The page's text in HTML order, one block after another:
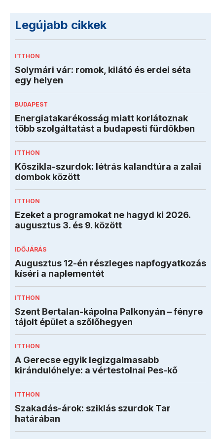
Legújabb cikkek
ITTHON
Solymári vár: romok, kilátó és erdei séta
egy helyen
BUDAPEST
Energiatakarékosság miatt korlátoznak
több szolgáltatást a budapesti fürdőkben
ITTHON
Kőszikla-szurdok: létrás kalandtúra a zalai
dombok között
ITTHON
Ezeket a programokat ne hagyd ki 2026.
augusztus 3. és 9. között
IDŐJÁRÁS
Augusztus 12-én részleges napfogyatkozás
kíséri a naplementét
ITTHON
Szent Bertalan-kápolna Palkonyán – fényre
tájolt épület a szőlőhegyen
ITTHON
A Gerecse egyik legizgalmasabb
kirándulóhelye: a vértestolnai Pes-kő
ITTHON
Szakadás-árok: sziklás szurdok Tar
határában